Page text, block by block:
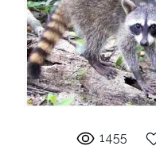
1455